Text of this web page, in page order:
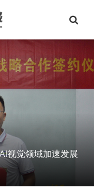
视觉领域加速发展
向新 以击剑、电
运动新生活